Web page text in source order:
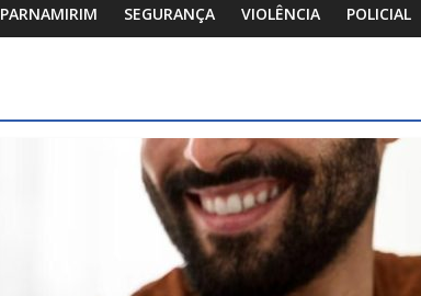
PARNAMIRIM SEGURANÇA VIOLÊNCIA POLICIAL